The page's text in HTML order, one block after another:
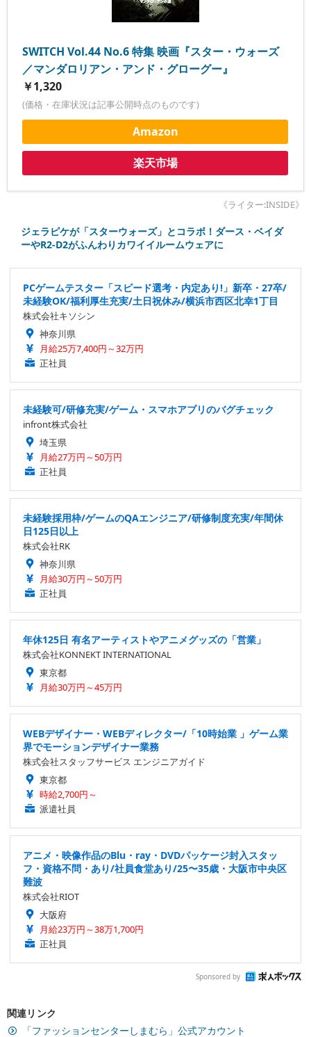
SWITCH Vol.44 No.6 特集 映画『スター・ウォーズ
／マンダロリアン・アンド・グローグー』
￥1,320
(価格・在庫状況は記事公開時点のものです)
Amazon
楽天市場
《ライター:INSIDE》
ジェラピケが「スターウォーズ」とコラボ！ダース・ベイダ
ーやR2-D2がふんわりカワイイルームウェアに
PCゲームテスター「スピード選考・内定あり!」新卒・27卒/
未経験OK/福利厚生充実/土日祝休み/横浜市西区北幸1丁目
株式会社キソシン
神奈川県
月給25万7,400円～32万円
正社員
未経験可/研修充実/ゲーム・スマホアプリのバグチェック
infront株式会社
埼玉県
月給27万円～50万円
正社員
未経験採用枠/ゲームのQAエンジニア/研修制度充実/年間休
日125日以上
株式会社RK
神奈川県
月給30万円～50万円
正社員
年休125日 有名アーティストやアニメグッズの「営業」
株式会社KONNEKT INTERNATIONAL
東京都
月給30万円～45万円
WEBデザイナー・WEBディレクター/「10時始業 」ゲーム業
界でモーションデザイナー業務
株式会社スタッフサービス エンジニアガイド
東京都
時給2,700円～
派遣社員
アニメ・映像作品のBlu・ray・DVDパッケージ封入スタッ
フ・資格不問・あり/社員食堂あり/25〜35歳・大阪市中央区
難波
株式会社RIOT
大阪府
月給23万円～38万1,700円
正社員
Sponsored by
関連リンク
「ファッションセンターしまむら」公式アカウント